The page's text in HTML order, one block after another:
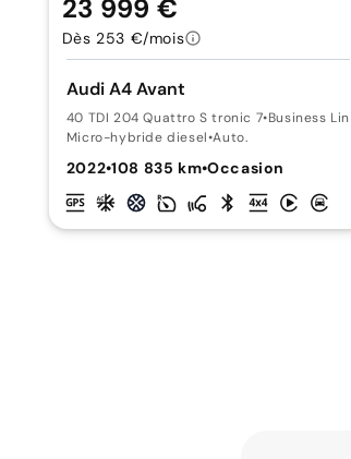
Audi A4 Avant
40 TDI 204 Quattro S tronic 7•Business Line
Micro-hybride diesel•Auto.
2022•108 835 km•Occasion
23 999 €
Dès 253 €/mois